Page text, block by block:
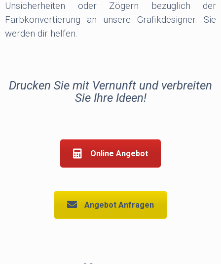
Unsicherheiten oder Zögern bezüglich der
Farbkonvertierung an unsere Grafikdesigner. Sie
werden dir helfen.
Drucken Sie mit Vernunft und verbreiten
Sie Ihre Ideen!
Online Angebot
Angebot Anfragen